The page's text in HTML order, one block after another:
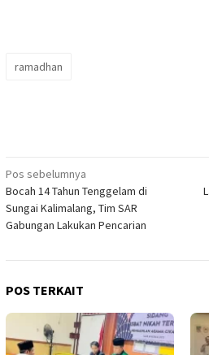
ramadhan
Navigasi
pos
Pos sebelumnya
Bocah 14 Tahun Tenggelam di
Sungai Kalimalang, Tim SAR
Gabungan Lakukan Pencarian
POS TERKAIT